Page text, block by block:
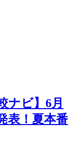
ナビ】6月
表！夏本番